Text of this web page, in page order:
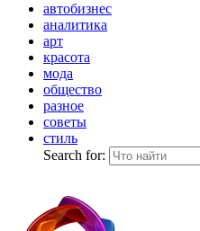
автобизнес
аналитика
арт
красота
мода
общество
разное
советы
стиль
Search for: